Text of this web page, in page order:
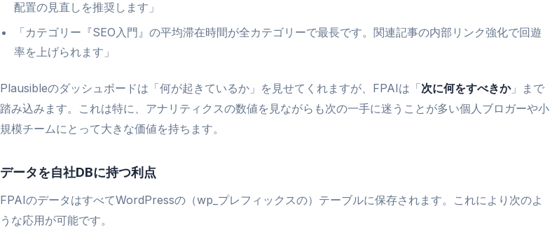
配置の見直しを推奨します」
「カテゴリー『SEO入門』の平均滞在時間が全カテゴリーで最長です。関連記事の内部リンク強化で回遊
率を上げられます」
Plausibleのダッシュボードは「何が起きているか」を見せてくれますが、FPAIは「次に何をすべきか」まで
踏み込みます。これは特に、アナリティクスの数値を見ながらも次の一手に迷うことが多い個人ブロガーや小
規模チームにとって大きな価値を持ちます。
データを自社DBに持つ利点
FPAIのデータはすべてWordPressの（wp_プレフィックスの）テーブルに保存されます。これにより次のよ
うな応用が可能です。